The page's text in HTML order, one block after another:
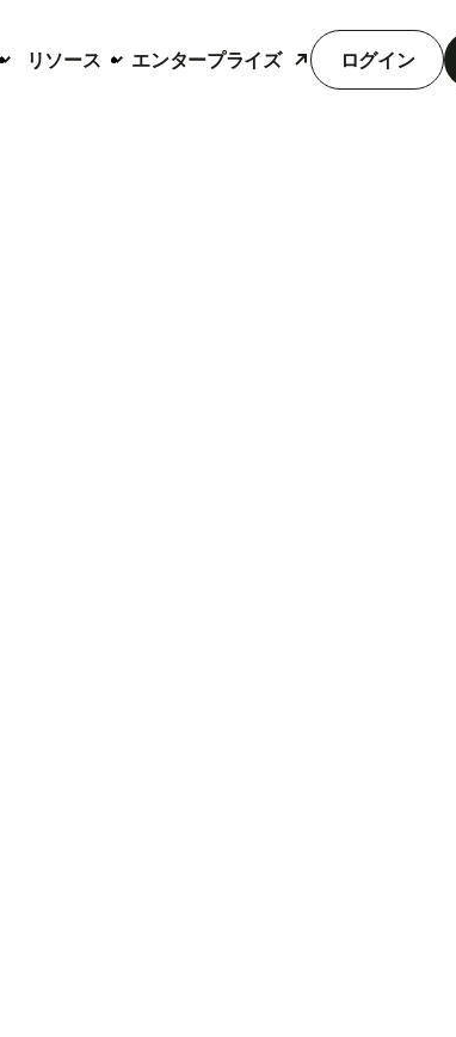
リソース エンタープライズ ログイン